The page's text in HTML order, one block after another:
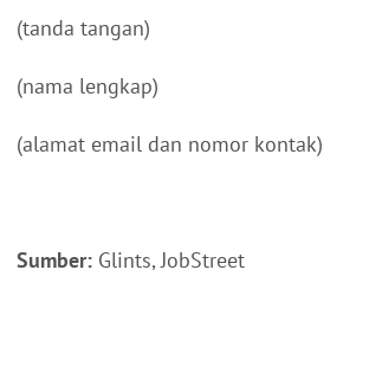
(tanda tangan)
(nama lengkap)
(alamat email dan nomor kontak)
Sumber: Glints, JobStreet